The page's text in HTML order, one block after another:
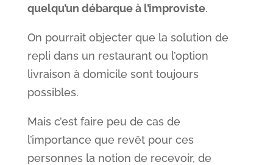
quelqu’un débarque à l’improviste.
On pourrait objecter que la solution de
repli dans un restaurant ou l’option
livraison à domicile sont toujours
possibles.
Mais c’est faire peu de cas de
l’importance que revêt pour ces
personnes la notion de recevoir, de